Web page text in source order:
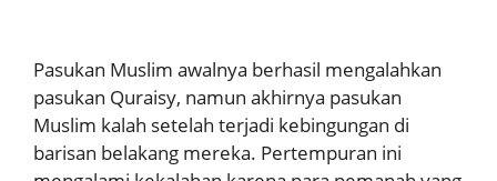
Pasukan Muslim awalnya berhasil mengalahkan
pasukan Quraisy, namun akhirnya pasukan
Muslim kalah setelah terjadi kebingungan di
barisan belakang mereka. Pertempuran ini